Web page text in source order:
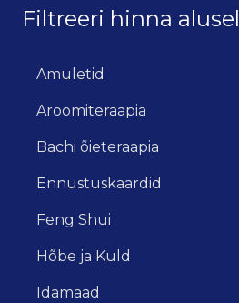
Filtreeri hinna alusel
Amuletid
Aroomiteraapia
Bachi õieteraapia
Ennustuskaardid
Feng Shui
Hõbe ja Kuld
Idamaad